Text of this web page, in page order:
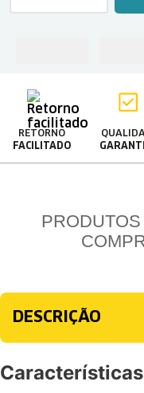
RETORNO
FACILITADO
DESCRIÇÃO